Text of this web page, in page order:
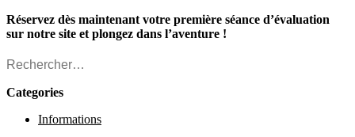
Réservez dès maintenant votre première séance d’évaluation
sur notre site et plongez dans l’aventure !
Rechercher :
Categories
Informations